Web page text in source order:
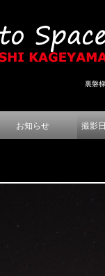
裏磐
お知らせ 撮影